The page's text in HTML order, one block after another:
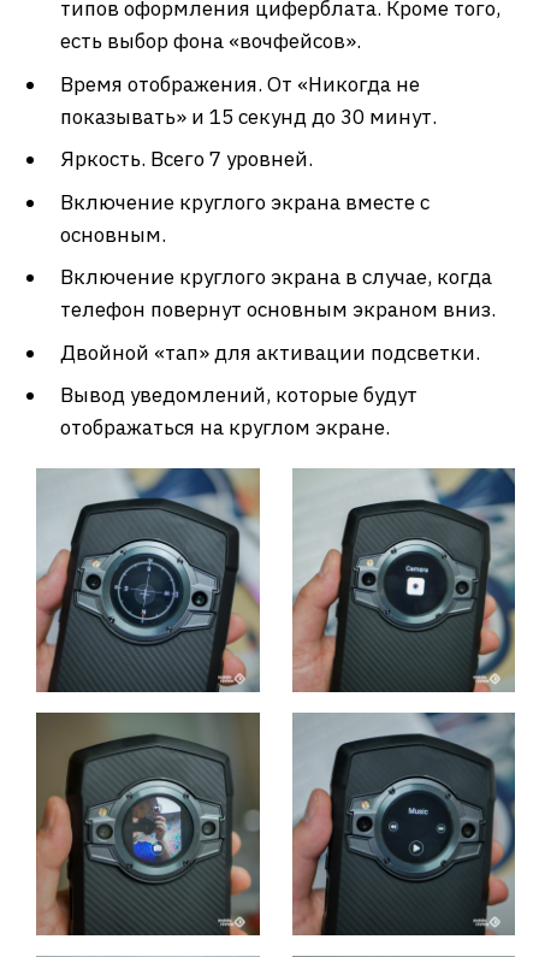
типов оформления циферблата. Кроме того,
есть выбор фона «вочфейсов».
Время отображения. От «Никогда не
показывать» и 15 секунд до 30 минут.
Яркость. Всего 7 уровней.
Включение круглого экрана вместе с
основным.
Включение круглого экрана в случае, когда
телефон повернут основным экраном вниз.
Двойной «тап» для активации подсветки.
Вывод уведомлений, которые будут
отображаться на круглом экране.